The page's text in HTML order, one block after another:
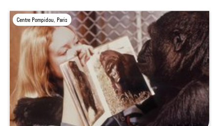
Centre Pompidou, Paris